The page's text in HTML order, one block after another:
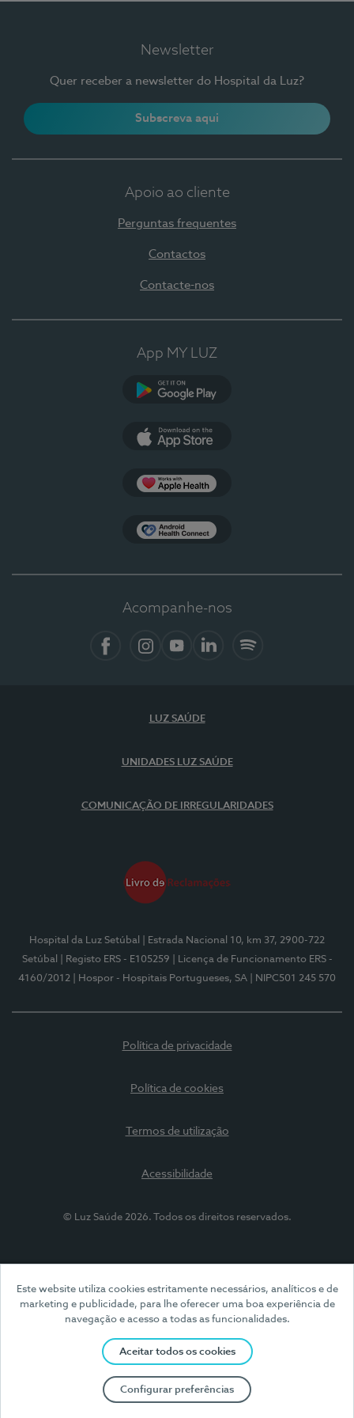
Este website utiliza cookies estritamente necessários, analíticos e de
marketing e publicidade, para lhe oferecer uma boa experiência de
navegação e acesso a todas as funcionalidades.
Aceitar todos os cookies
Configurar preferências
Newsletter
Quer receber a newsletter do Hospital da Luz?
Subscreva aqui
Apoio ao cliente
Perguntas frequentes
Contactos
Contacte-nos
App MY LUZ
Acompanhe-nos
LUZ SAÚDE
UNIDADES LUZ SAÚDE
COMUNICAÇÃO DE IRREGULARIDADES
Hospital da Luz Setúbal
| Estrada Nacional 10, km 37, 2900-722
Setúbal
| Registo ERS - E105259
| Licença de Funcionamento ERS -
4160/2012
| Hospor - Hospitais Portugueses, SA | NIPC501 245 570
Política de privacidade
Política de cookies
Termos de utilização
Acessibilidade
© Luz Saúde 2026. Todos os direitos reservados.